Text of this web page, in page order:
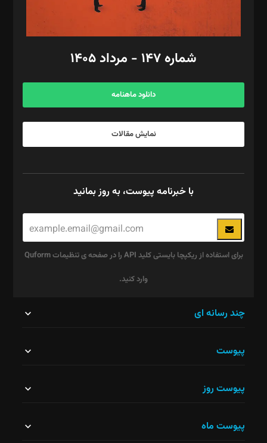
مد‌یر توسعه تجاری: کامبیز برید‌
امور مالی: شاپور رهبری، محمد‌ کاظمی‌نیا
آگهی و مشترکین: ۰۹۱۹۹۹۹۰۴۵۴
شماره ۱۴۷ - مرداد ۱۴۰۵
دانلود ماهنامه
نمایش مقالات
با خبرنامه پیوست، به روز بمانید
برای استفاده از ریکپچا بایستی کلید API را در صفحه ی تنظیمات Quform
وارد کنید.
نباید
شود.
چند رسانه ای
پیوست
پیوست روز
پیوست ماه